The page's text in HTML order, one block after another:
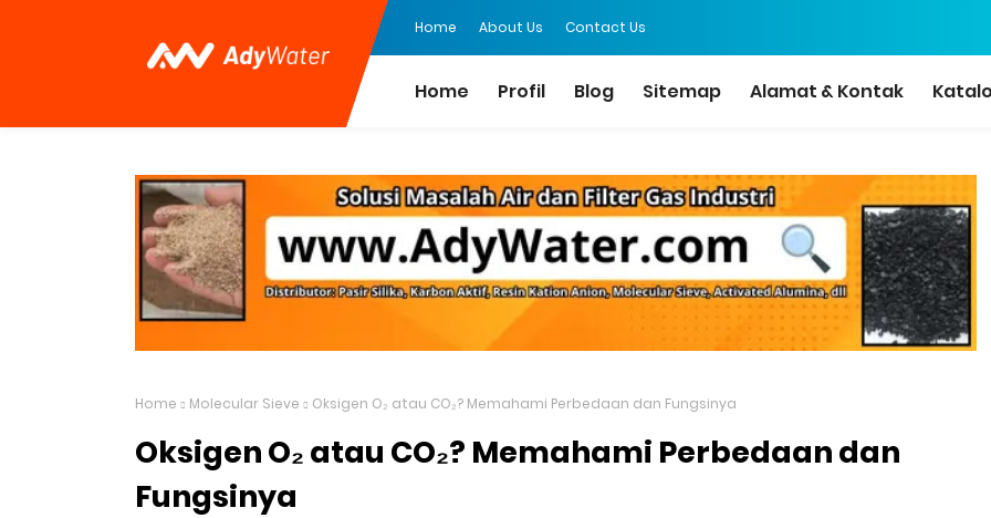
Home About Us Contact Us
Home Profil Blog Sitemap Alamat & Kontak
Home Molecular Sieve Oksigen O₂ atau CO₂? Memahami Perbedaan dan Fungsinya
Oksigen O₂ atau CO₂? Memahami Perbedaan dan
Fungsinya